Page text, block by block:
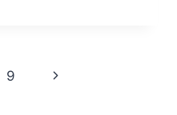
9
Next